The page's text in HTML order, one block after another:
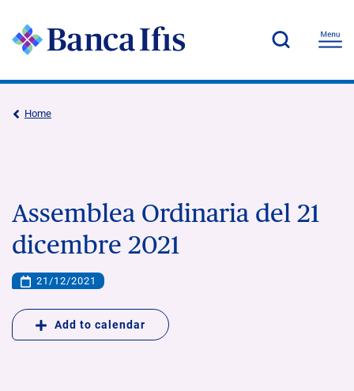
Home
Assemblea Ordinaria del 21
dicembre 2021
21/12/2021
Add to calendar